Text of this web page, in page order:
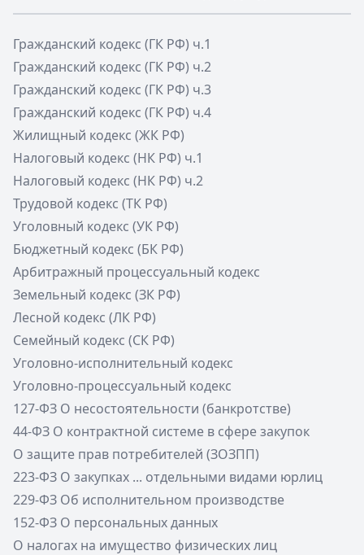
Гражданский кодекс (ГК РФ) ч.1
Гражданский кодекс (ГК РФ) ч.2
Гражданский кодекс (ГК РФ) ч.3
Гражданский кодекс (ГК РФ) ч.4
Жилищный кодекс (ЖК РФ)
Налоговый кодекс (НК РФ) ч.1
Налоговый кодекс (НК РФ) ч.2
Трудовой кодекс (ТК РФ)
Уголовный кодекс (УК РФ)
Бюджетный кодекс (БК РФ)
Арбитражный процессуальный кодекс
Земельный кодекс (ЗК РФ)
Лесной кодекс (ЛК РФ)
Семейный кодекс (СК РФ)
Уголовно-исполнительный кодекс
Уголовно-процессуальный кодекс
127-ФЗ О несостоятельности (банкротстве)
44-ФЗ О контрактной системе в сфере закупок
О защите прав потребителей (ЗОЗПП)
223-ФЗ О закупках ... отдельными видами юрлиц
229-ФЗ Об исполнительном производстве
152-ФЗ О персональных данных
О налогах на имущество физических лиц